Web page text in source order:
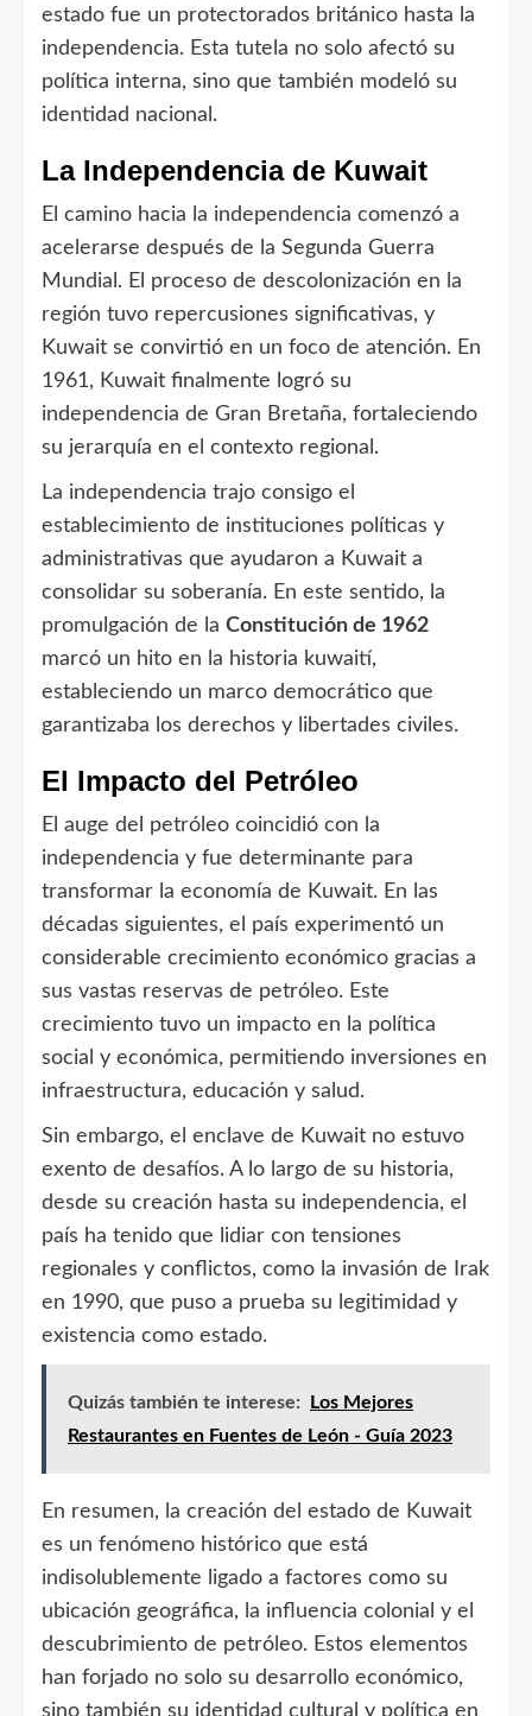
estado fue un protectorados británico hasta la
independencia. Esta tutela no solo afectó su
política interna, sino que también modeló su
identidad nacional.
La Independencia de Kuwait
El camino hacia la independencia comenzó a
acelerarse después de la Segunda Guerra
Mundial. El proceso de descolonización en la
región tuvo repercusiones significativas, y
Kuwait se convirtió en un foco de atención. En
1961, Kuwait finalmente logró su
independencia de Gran Bretaña, fortaleciendo
su jerarquía en el contexto regional.
La independencia trajo consigo el
establecimiento de instituciones políticas y
administrativas que ayudaron a Kuwait a
consolidar su soberanía. En este sentido, la
promulgación de la Constitución de 1962
marcó un hito en la historia kuwaití,
estableciendo un marco democrático que
garantizaba los derechos y libertades civiles.
El Impacto del Petróleo
El auge del petróleo coincidió con la
independencia y fue determinante para
transformar la economía de Kuwait. En las
décadas siguientes, el país experimentó un
considerable crecimiento económico gracias a
sus vastas reservas de petróleo. Este
crecimiento tuvo un impacto en la política
social y económica, permitiendo inversiones en
infraestructura, educación y salud.
Sin embargo, el enclave de Kuwait no estuvo
exento de desafíos. A lo largo de su historia,
desde su creación hasta su independencia, el
país ha tenido que lidiar con tensiones
regionales y conflictos, como la invasión de Irak
en 1990, que puso a prueba su legitimidad y
existencia como estado.
Quizás también te interese:
Los Mejores
Restaurantes en Fuentes de León - Guía 2023
En resumen, la creación del estado de Kuwait
es un fenómeno histórico que está
indisolublemente ligado a factores como su
ubicación geográfica, la influencia colonial y el
descubrimiento de petróleo. Estos elementos
han forjado no solo su desarrollo económico,
sino también su identidad cultural y política en